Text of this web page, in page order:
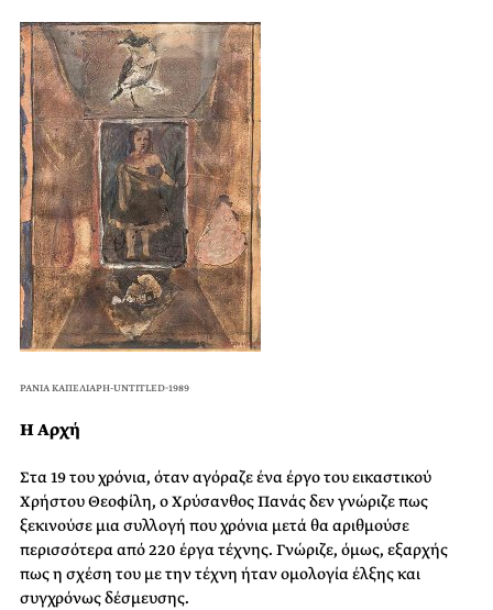
ΡΑΝΙΑ ΚΑΠΕΛΙΑΡΗ-UNTITLED-1989
Η Αρχή
Στα 19 του χρόνια, όταν αγόραζε ένα έργο του εικαστικού
Χρήστου Θεοφίλη, ο Χρύσανθος Πανάς δεν γνώριζε πως
ξεκινούσε μια συλλογή που χρόνια μετά θα αριθμούσε
περισσότερα από 220 έργα τέχνης. Γνώριζε, όμως, εξαρχής
πως η σχέση του με την τέχνη ήταν ομολογία έλξης και
συγχρόνως δέσμευσης.